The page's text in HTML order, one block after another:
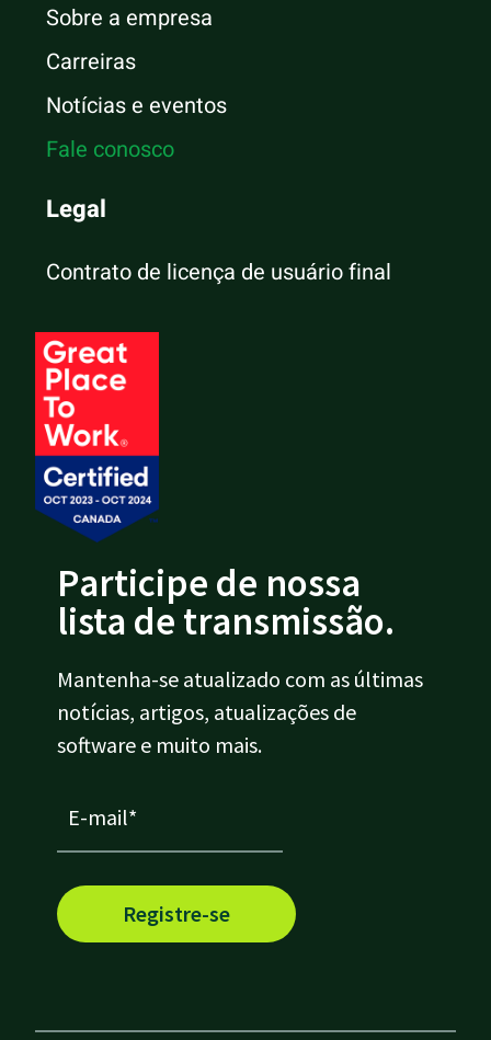
Sobre a empresa
Carreiras
Notícias e eventos
Fale conosco
Legal
Contrato de licença de usuário final
Participe de nossa
lista de transmissão.
Mantenha-se atualizado com as últimas
notícias, artigos, atualizações de
software e muito mais.